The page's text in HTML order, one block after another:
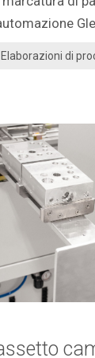
Elaborazioni di